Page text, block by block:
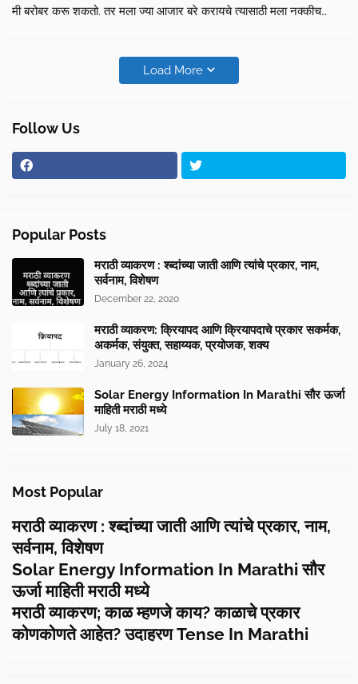
मी बरोबर करू शकतो. तर मला ज्या आजार बरे करायचे त्यासाठी मला नक्कीच
Load More
Follow Us
Popular Posts
मराठी व्याकरण : श्ब्दांच्या जाती आणि त्यांचे प्रकार, नाम,
सर्वनाम, विशेषण
December 22, 2020
मराठी व्याकरण: क्रियापद आणि क्रियापदाचे प्रकार सकर्मक,
अकर्मक, संयुक्त, सहाय्यक, प्रयोजक, शक्य
January 26, 2024
Solar Energy Information In Marathi सौर ऊर्जा
माहिती मराठी मध्ये
July 18, 2021
Most Popular
मराठी व्याकरण : श्ब्दांच्या जाती आणि त्यांचे प्रकार, नाम,
सर्वनाम, विशेषण
Solar Energy Information In Marathi सौर
ऊर्जा माहिती मराठी मध्ये
मराठी व्याकरण; काळ म्हणजे काय? काळाचे प्रकार
कोणकोणते आहेत? उदाहरण Tense In Marathi